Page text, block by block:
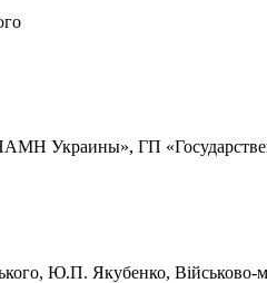
Украины», ГП
Ю.П. Якубенко, Військово-